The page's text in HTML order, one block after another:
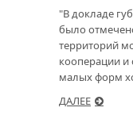
"В докладе
было
территорий
кооперации и
малых форм
ДАЛЕЕ